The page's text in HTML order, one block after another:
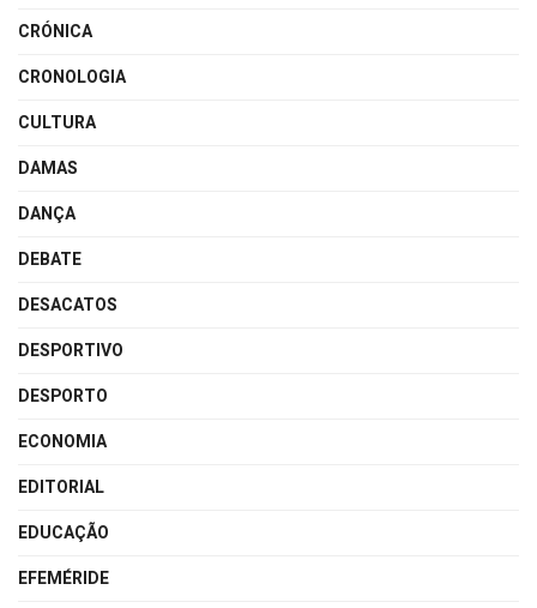
CRÓNICA
CRONOLOGIA
CULTURA
DAMAS
DANÇA
DEBATE
DESACATOS
DESPORTIVO
DESPORTO
ECONOMIA
EDITORIAL
EDUCAÇÃO
EFEMÉRIDE